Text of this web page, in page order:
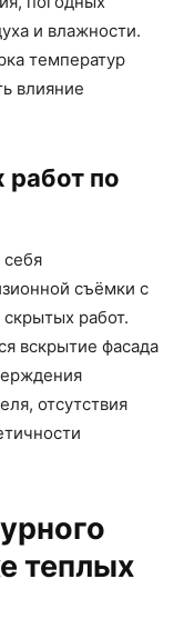
и влажности.
температур
влияние
работ по
съёмки с
работ.
вскрытие фасада
отсутствия
теплых